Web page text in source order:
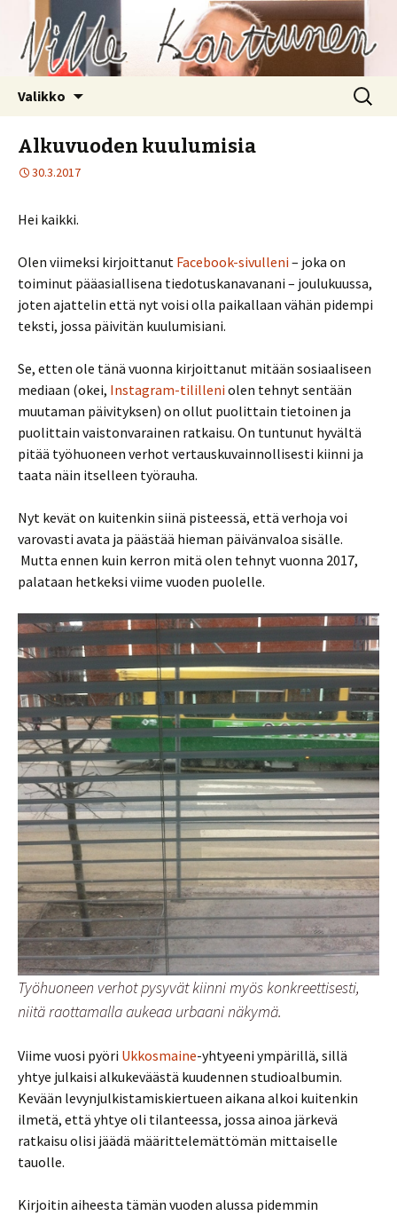
Valikko Haku:
Alkuvuoden kuulumisia
30.3.2017
Hei kaikki.
Olen viimeksi kirjoittanut Facebook-sivulleni– joka on
toiminut pääasiallisena tiedotuskanavanani – joulukuussa,
joten ajattelin että nyt voisi olla paikallaan vähän pidempi
teksti, jossa päivitän kuulumisiani.
Se, etten ole tänä vuonna kirjoittanut mitään sosiaaliseen
mediaan (okei, Instagram-tililleniolen tehnyt sentään
muutaman päivityksen) on ollut puolittain tietoinen ja
puolittain vaistonvarainen ratkaisu. On tuntunut hyvältä
pitää työhuoneen verhot vertauskuvainnollisesti kiinni ja
taata näin itselleen työrauha.
Nyt kevät on kuitenkin siinä pisteessä, että verhoja voi
varovasti avata ja päästää hieman päivänvaloa sisälle.
Mutta ennen kuin kerron mitä olen tehnyt vuonna 2017,
palataan hetkeksi viime vuoden puolelle.
Työhuoneen verhot pysyvät kiinni myös konkreettisesti,
niitä raottamalla aukeaa urbaani näkymä.
Viime vuosi pyöri Ukkosmaine-yhtyeeni ympärillä, sillä
yhtye julkaisi alkukeväästä kuudennen studioalbumin.
Kevään levynjulkistamiskiertueen aikana alkoi kuitenkin
ilmetä, että yhtye oli tilanteessa, jossa ainoa järkevä
ratkaisu olisi jäädä määrittelemättömän mittaiselle
tauolle.
Kirjoitin aiheesta tämän vuoden alussa pidemmin